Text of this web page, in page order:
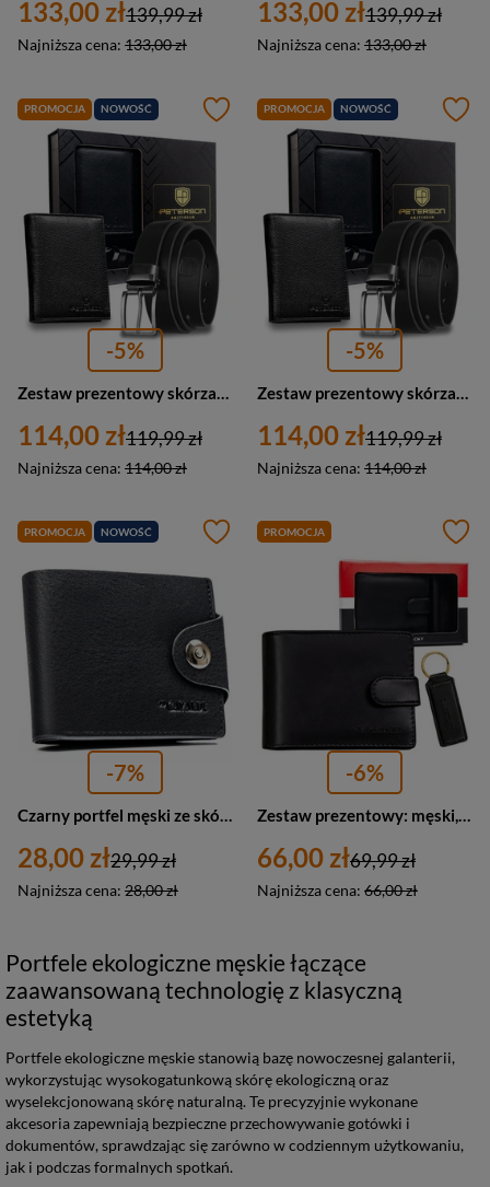
133,00 zł
Najniższa cena: 133,00 zł
139,99 zł 133,00 zł
Najniższa cena: 133,00 zł
139,99 zł
PROMOCJA NOWOŚĆ
-5%
114,00 zł
Najniższa cena: 114,00 zł
119,99 zł
PROMOCJA NOWOŚĆ
-5%
114,00 zł
Najniższa cena: 114,00 zł
119,99 zł
PROMOCJA NOWOŚĆ
-7%
Czarny portfel męski ze skóry ekologicznej zapinany na magnes - 4U Cavaldi
28,00 zł
Najniższa cena: 28,00 zł
29,99 zł
PROMOCJA
-6%
Zestaw prezentowy: męski, czarny portfel ze skóry ekologicznej i brelok do kluczy - Rovicky
66,00 zł
Najniższa cena: 66,00 zł
69,99 zł
Portfele ekologiczne męskie łączące
zaawansowaną technologię z klasyczną
estetyką
Portfele ekologiczne męskie stanowią bazę nowoczesnej galanterii,
wykorzystując wysokogatunkową skórę ekologiczną oraz
wyselekcjonowaną skórę naturalną. Te precyzyjnie wykonane
akcesoria zapewniają bezpieczne przechowywanie gotówki i
dokumentów, sprawdzając się zarówno w codziennym użytkowaniu,
jak i podczas formalnych spotkań.